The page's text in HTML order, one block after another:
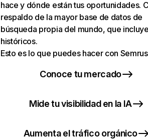
hace y dónde están tus oportunidades.
respaldo de la mayor base de datos de
búsqueda propia del mundo, que
históricos.
Esto es lo que puedes hacer con
Conoce tu mercado
Mide tu visibilidad en la IA
Aumenta el tráfico orgánico